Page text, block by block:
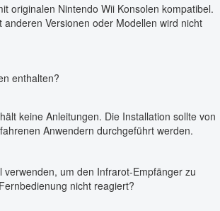
originalen Nintendo Wii Konsolen kompatibel.
anderen Versionen oder Modellen wird nicht
enthalten?
keine Anleitungen. Die Installation sollte von
Anwendern durchgeführt werden.
verwenden, um den Infrarot-Empfänger zu
nicht reagiert?